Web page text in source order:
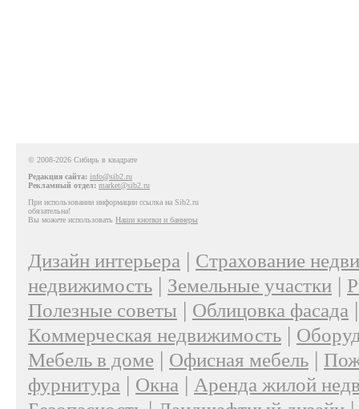
© 2008-2026 Сибирь в квадрате
Редакция сайта: info@sib2.ru
Рекламный отдел: market@sib2.ru
При использовании информации ссылка на Sib2.ru
обязательна!
Вы можете использовать Наши кнопки и баннеры
Дизайн интерьера | Страхование
недвижимость | Земельные участки |
Полезные советы | Облицовка фасада
Коммерческая недвижимость |
Мебель в доме | Офисная мебель |
фурнитура | Окна | Аренда жилой